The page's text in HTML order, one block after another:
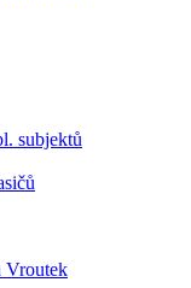
subjektů
Vroutek